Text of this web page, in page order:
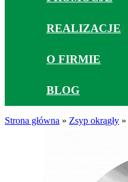
REALIZACJE
O FIRMIE
BLOG
Strona główna » Zsyp okrągły »